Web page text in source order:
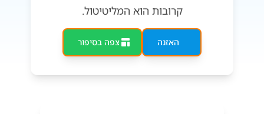
קרובות הוא המליטיטול.
האזנה צפה בסיפור